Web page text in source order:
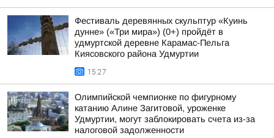
Фестиваль деревянных скульптур «Куинь
дунне» («Три мира») (0+) пройдёт в
удмуртской деревне Карамас-Пельга
Киясовского района Удмуртии
15:27
Олимпийской чемпионке по фигурному
катанию Алине Загитовой, уроженке
Удмуртии, могут заблокировать счета из-за
налоговой задолженности